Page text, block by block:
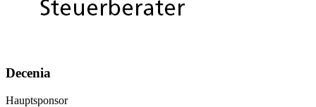
Decenia
Hauptsponsor